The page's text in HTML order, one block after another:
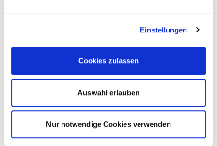
Einstellungen
Cookies zulassen
Auswahl erlauben
Nur notwendige Cookies verwenden